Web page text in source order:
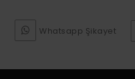
Whatsapp Şikayet